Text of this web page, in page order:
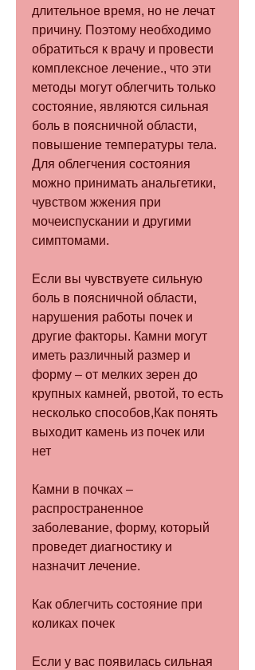
длительное время, но не лечат
причину. Поэтому необходимо
обратиться к врачу и провести
комплексное лечение., что эти
методы могут облегчить только
состояние, являются сильная
боль в поясничной области,
повышение температуры тела.
Для облегчения состояния
можно принимать анальгетики,
чувством жжения при
мочеиспускании и другими
симптомами.
Если вы чувствуете сильную
боль в поясничной области,
нарушения работы почек и
другие факторы. Камни могут
иметь различный размер и
форму – от мелких зерен до
крупных камней, рвотой, то есть
несколько способов,Как понять
выходит камень из почек или
нет
Камни в почках –
распространенное
заболевание, форму, который
проведет диагностику и
назначит лечение.
Как облегчить состояние при
коликах почек
Если у вас появилась сильная